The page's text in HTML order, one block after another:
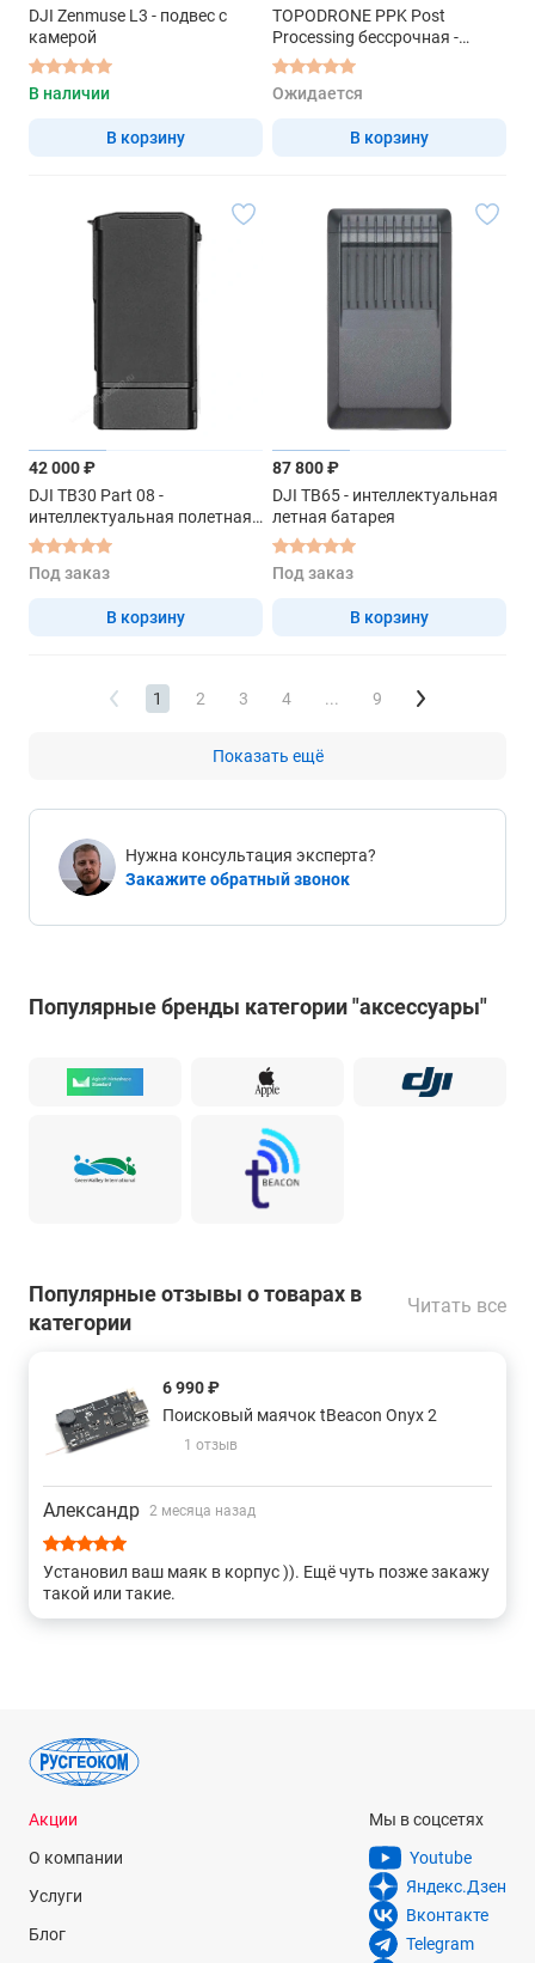
DJI Zenmuse L3 - подвес с
камерой
В наличии
В корзину
TOPODRONE PPK Post
Processing бессрочная -
Лицензия на ПО
Ожидается
В корзину
42 000 ₽
DJI TB30 Part 08 -
интеллектуальная полетная
батарея
Под заказ
В корзину
87 800 ₽
DJI TB65 - интеллектуальная
летная батарея
Под заказ
В корзину
1 2 3 4 ... 9
Показать ещё
Нужна консультация эксперта?
Закажите обратный звонок
Популярные бренды категории "аксессуары"
Популярные отзывы о товарах в
категории
Читать все
6 990 ₽
Поисковый маячок tBeacon Onyx 2
1 отзыв
Александр 2 месяца назад
Установил ваш маяк в корпус )). Ещё чуть позже закажу
такой или такие.
Акции
О компании
Услуги
Блог
Мы в соцсетях
Youtube
Яндекс.Дзен
Вконтакте
Telegram